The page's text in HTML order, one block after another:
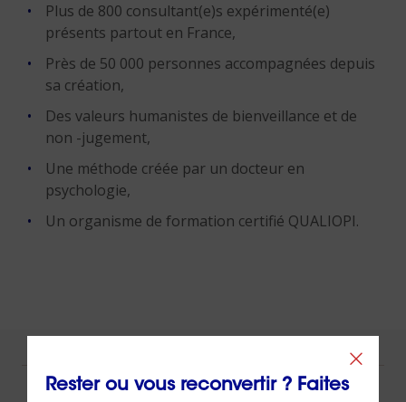
Plus de 800 consultant(e)s expérimenté(e)
présents partout en France,
Près de 50 000 personnes accompagnées depuis
sa création,
Des valeurs humanistes de bienveillance et de
non -jugement,
Une méthode créée par un docteur en
psychologie,
Un organisme de formation certifié QUALIOPI.
Rester ou vous reconvertir ? Faites